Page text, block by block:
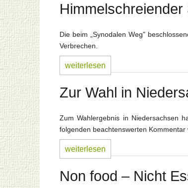
Himmelschreiender
Die beim „Synodalen Weg"
Verbrechen.
weiterlesen
Zur Wahl in
Zum Wahlergebnis in Niedersachsen
folgenden beachtenswerten Kommentar
weiterlesen
Non food – Nicht